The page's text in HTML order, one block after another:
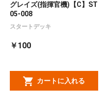
グレイズ(指揮官機)【C】ST
05-008
スタートデッキ
￥100
カートに入れる